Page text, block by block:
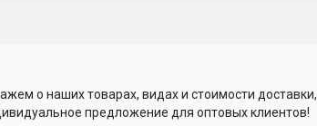
о наших товарах, видах и стоимости доставки,
предложение для оптовых клиентов!